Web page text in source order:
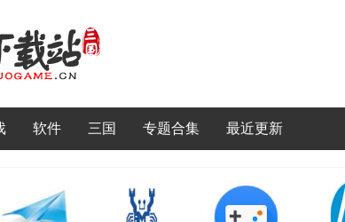
软件 三国 专题合集 最近更新